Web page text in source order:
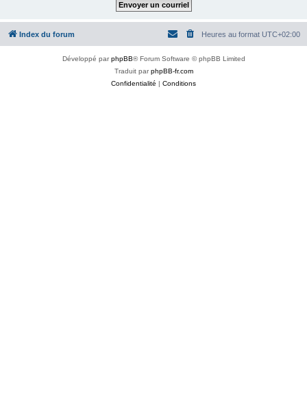
Index du forum Heures au format UTC+02:00
Développé parphpBB® Forum Software © phpBB Limited
Traduit parphpBB-fr.com
Confidentialité | Conditions